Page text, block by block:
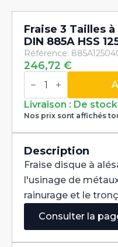
Fraise 3 Tailles
DIN 885A HSS
Référence:
246,72 €
quantité
de
3
Tailles
Denture
DIN
885A
HSS
125X4X32
Livraison : De stock
Nos prix sont affichés
Description
Fraise disque à
l'usinage de
rainurage et le
Consulter la